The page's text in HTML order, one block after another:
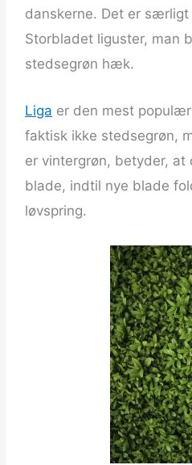
danskerne. Det er
Storbladet liguster, man
stedsegrøn hæk.
Liga er den mest
faktisk ikke stedsegrøn,
er vintergrøn, betyder, at
blade, indtil nye blade
løvspring.